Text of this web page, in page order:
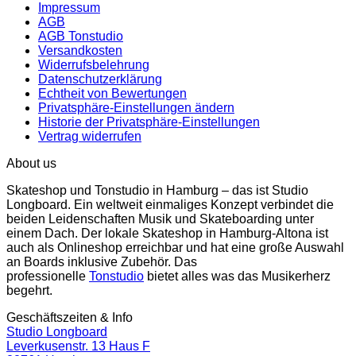
Impressum
AGB
AGB Tonstudio
Versandkosten
Widerrufsbelehrung
Datenschutzerklärung
Echtheit von Bewertungen
Privatsphäre-Einstellungen ändern
Historie der Privatsphäre-Einstellungen
Vertrag widerrufen
About us
Skateshop und Tonstudio in Hamburg – das ist Studio
Longboard. Ein weltweit einmaliges Konzept verbindet die
beiden Leidenschaften Musik und Skateboarding unter
einem Dach. Der lokale Skateshop in Hamburg-Altona ist
auch als Onlineshop erreichbar und hat eine große Auswahl
an Boards inklusive Zubehör. Das
professionelle Tonstudio bietet alles was das Musikerherz
begehrt.
Geschäftszeiten & Info
Studio Longboard
Leverkusenstr. 13 Haus F